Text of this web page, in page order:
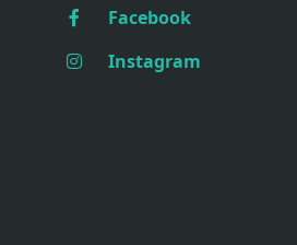
Facebook
Instagram